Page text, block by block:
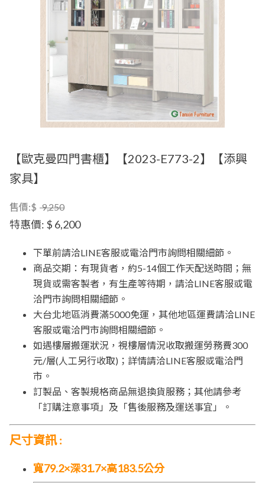
【歐克曼四門書櫃】【2023-E773-2】【添興
家具】
售價:$ 9,250
特惠價: $ 6,200
下單前請洽LINE客服或電洽門市詢問相關細節。
商品交期：有現貨者，約5-14個工作天配送時間；無
現貨或需客製者，有生產等待期，請洽LINE客服或電
洽門市詢問相關細節。
大台北地區消費滿5000免運，其他地區運費請洽LINE
客服或電洽門市詢問相關細節。
如遇樓層搬運狀況，視樓層情況收取搬運勞務費300
元/層(人工另行收取)；詳情請洽LINE客服或電洽門
市。
訂製品、客製規格商品無退換貨服務；其他請參考
「訂購注意事項」及「售後服務及運送事宜」。
尺寸資訊:
寬79.2×深31.7×高183.5公分